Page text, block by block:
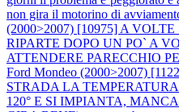
non gira il motorino di
(2000>2007) [10975] A
RIPARTE DOPO UN PO` A
ATTENDERE PARECCHIO
Ford Mondeo (2000>2007)
STRADA LA
120° E SI IMPIANTA,